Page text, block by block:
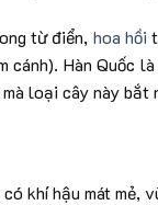
từ điển, hoa hồi
cánh). Hàn Quốc
loại cây này bắt
khí hậu mát mẻ,